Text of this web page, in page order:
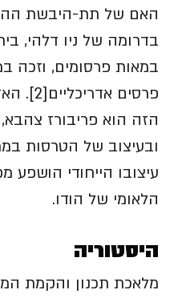
האם של תת-היבשת
בדרומה של ניו דלהי,
במאות פרסומים, וזכה
פרסים
הזה הוא פריבורז
ובעיצוב של הטרסות
עיצובו הייחודי הושפע
הלאומי של הודו.
היסטוריה
מלאכת תכנון והקמת